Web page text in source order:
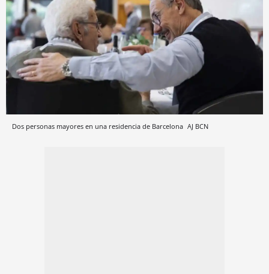
Dos personas mayores en una residencia de Barcelona AJ BCN